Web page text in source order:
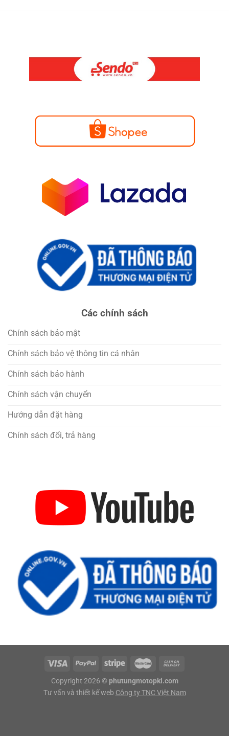
Các chính sách
Chính sách bảo mật
Chính sách bảo vệ thông tin cá nhân
Chính sách bảo hành
Chính sách vận chuyển
Hướng dẫn đặt hàng
Chính sách đổi, trả hàng
Copyright 2026 © phutungmotopkl.com
Tư vấn và thiết kế web Công ty TNC Việt Nam